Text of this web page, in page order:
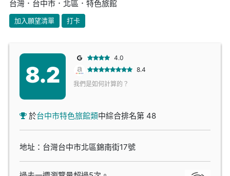
台灣．台中市．北區．特色旅館
加入願望清單 打卡
8.2
4.0
8.4
我們是如何計算的？
於台中市特色旅館類中綜合排名第 48
地址：台灣台中市北區錦南街17號